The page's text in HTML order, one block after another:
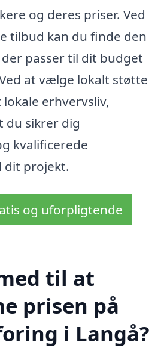
og deres priser. Ved
tilbud kan du finde den
passer til dit budget
at vælge lokalt støtte
erhvervsliv,
du sikrer dig
kvalificerede
projekt.
og uforpligtende
til at
prisen på
i Langå?